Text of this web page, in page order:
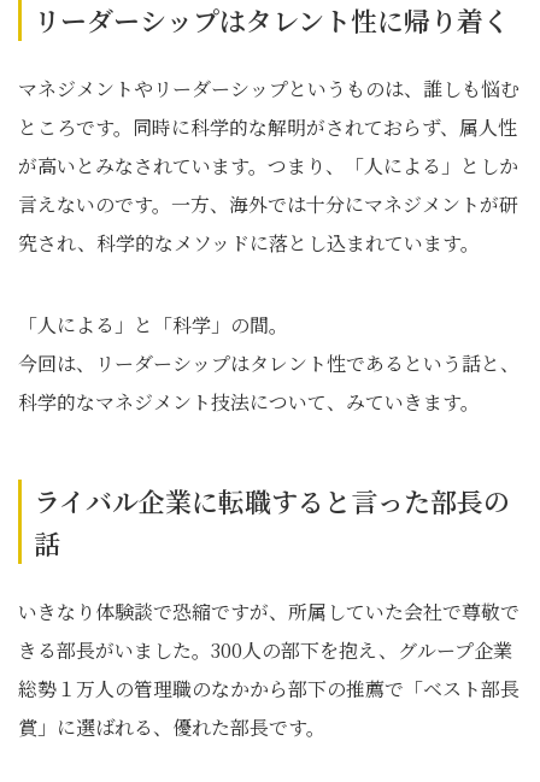
リーダーシップはタレント性に帰り着く
マネジメントやリーダーシップというものは、誰しも悩む
ところです。同時に科学的な解明がされておらず、属人性
が高いとみなされています。つまり、「人による」としか
言えないのです。一方、海外では十分にマネジメントが研
究され、科学的なメソッドに落とし込まれています。
「人による」と「科学」の間。
今回は、リーダーシップはタレント性であるという話と、
科学的なマネジメント技法について、みていきます。
ライバル企業に転職すると言った部長の
話
いきなり体験談で恐縮ですが、所属していた会社で尊敬で
きる部長がいました。300人の部下を抱え、グループ企業
総勢１万人の管理職のなかから部下の推薦で「ベスト部長
賞」に選ばれる、優れた部長です。